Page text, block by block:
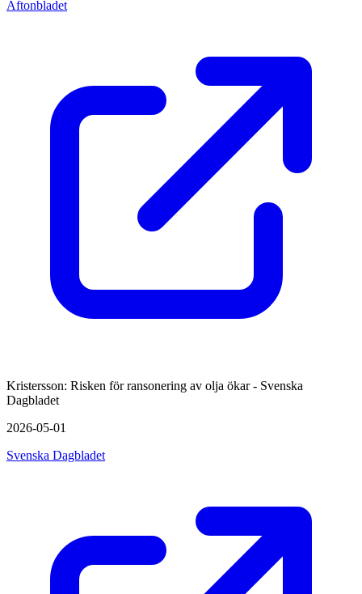
Aftonbladet
Kristersson: Risken för ransonering av olja ökar - Svenska
Dagbladet
2026-05-01
Svenska Dagbladet